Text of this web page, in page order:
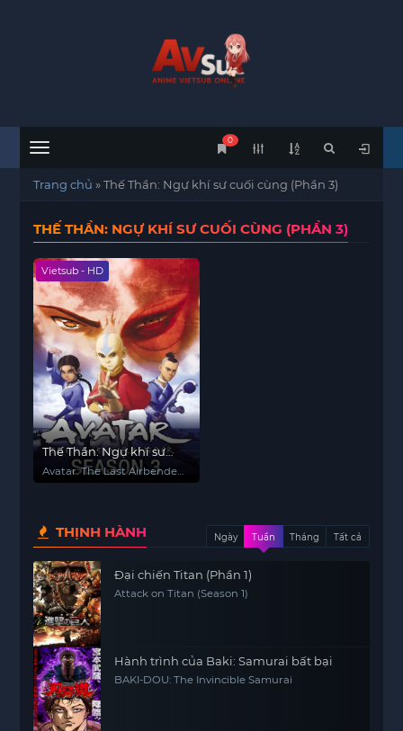
Menu
0
Trang chủ »Thế Thần: Ngự khí sư cuối cùng (Phần 3)
THẾ THẦN: NGỰ KHÍ SƯ CUỐI CÙNG (PHẦN 3)
Vietsub - HD
Thế Thần: Ngự khí sư
cuối cùng (Phần 3)
Avatar: The Last Airbender
THỊNH HÀNH Ngày Tuần Tháng Tất cả
Đại chiến Titan (Phần 1)
Attack on Titan (Season 1)
Hành trình của Baki: Samurai bất bại
BAKI-DOU: The Invincible Samurai